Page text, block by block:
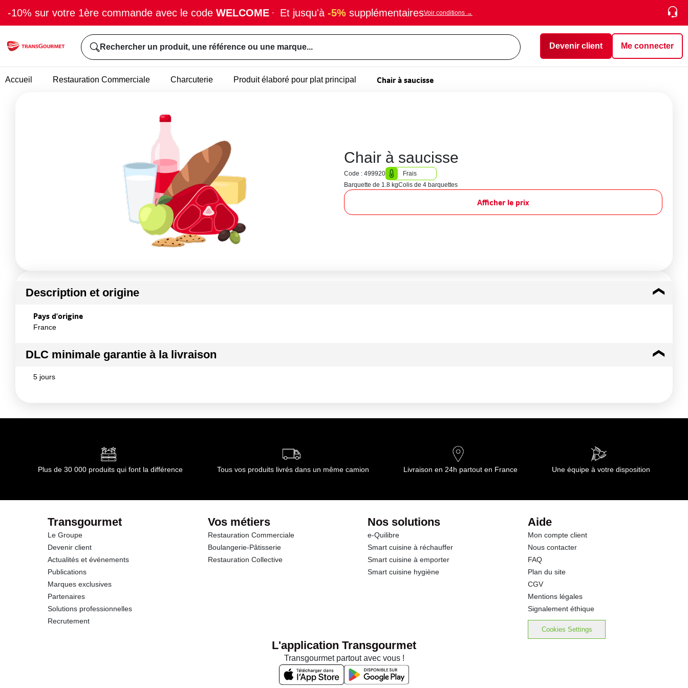
-10% sur votre 1ère commande avec le code WELCOME · Et jusqu'à -5% supplémentairesVoir conditions →
Rechercher un produit, une référence ou une marque... Devenir client Me connecter
Accueil Restauration Commerciale Charcuterie Produit élaboré pour plat principal Chair à saucisse
Chair à saucisse
Code : 499920
Frais
Barquette de 1.8 kgColis de 4 barquettes
Afficher le prix
Description et origine
Pays d'origine
France
DLC minimale garantie à la livraison
5 jours
Plus de 30 000 produits qui font la différence Tous vos produits livrés dans un même camion Livraison en 24h partout en France Une équipe à votre disposition
Transgourmet
Le Groupe
Devenir client
Actualités et événements
Publications
Marques exclusives
Partenaires
Solutions professionnelles
Recrutement
Vos métiers
Restauration Commerciale
Boulangerie-Pâtisserie
Restauration Collective
Nos solutions
e-Quilibre
Smart cuisine à réchauffer
Smart cuisine à emporter
Smart cuisine hygiène
Aide
Mon compte client
Nous contacter
FAQ
Plan du site
CGV
Mentions légales
Signalement éthique
Cookies Settings
L'application Transgourmet
Transgourmet partout avec vous !